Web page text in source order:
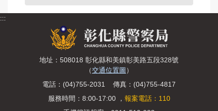
:::
地址：508018 彰化縣和美鎮彰美路五段328號
（交通位置圖 ）
電話：(04)755-2031 傳真：(04)755-4817
服務時間：8:00-17:00 ， 報案電話：110